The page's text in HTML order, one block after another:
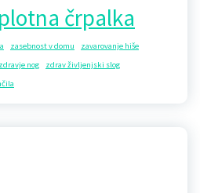
črpalka
zasebnost v domu
zavarovanje hiše
zdravje nog
zdrav življenjski slog